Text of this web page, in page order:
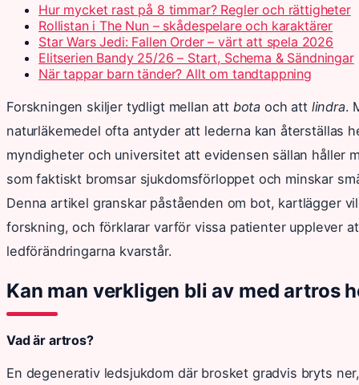
Hur mycket rast på 8 timmar? Regler och rättigheter
Rollistan i The Nun – skådespelare och karaktärer
Star Wars Jedi: Fallen Order – värt att spela 2026
Elitserien Bandy 25/26 – Start, Schema & Sändningar
När tappar barn tänder? Allt om tandtappning
Forskningen skiljer tydligt mellan att bota och att lindra.
naturläkemedel ofta antyder att lederna kan återställas
myndigheter och universitet att evidensen sällan håller
som faktiskt bromsar sjukdomsförloppet och minskar
Denna artikel granskar påståenden om bot, kartlägger
forskning, och förklarar varför vissa patienter upplever
ledförändringarna kvarstår.
Kan man verkligen bli av med artros
Vad är artros?
En degenerativ ledsjukdom där brosket gradvis bryts